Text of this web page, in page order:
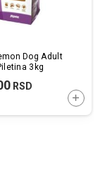
Dog Adult
3kg
RSD